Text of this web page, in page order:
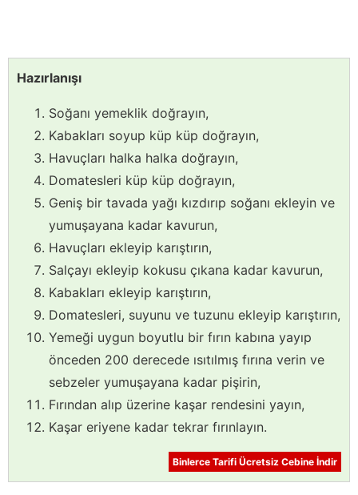
Hazırlanışı
Soğanı yemeklik doğrayın,
Kabakları soyup küp küp doğrayın,
Havuçları halka halka doğrayın,
Domatesleri küp küp doğrayın,
Geniş bir tavada yağı kızdırıp soğanı ekleyin ve
yumuşayana kadar kavurun,
Havuçları ekleyip karıştırın,
Salçayı ekleyip kokusu çıkana kadar kavurun,
Kabakları ekleyip karıştırın,
Domatesleri, suyunu ve tuzunu ekleyip karıştırın,
Yemeği uygun boyutlu bir fırın kabına yayıp
önceden 200 derecede ısıtılmış fırına verin ve
sebzeler yumuşayana kadar pişirin,
Fırından alıp üzerine kaşar rendesini yayın,
Kaşar eriyene kadar tekrar fırınlayın.
Binlerce Tarifi Ücretsiz Cebine İndir